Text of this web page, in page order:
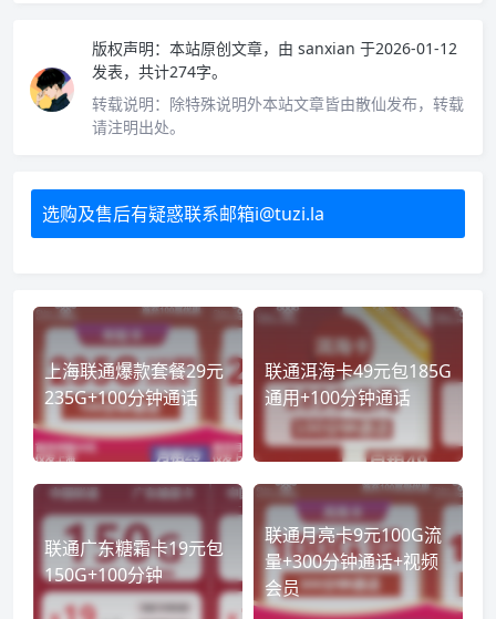
版权声明： 本站原创文章，由 sanxian 于2026-01-12
发表，共计274字。
转载说明： 除特殊说明外本站文章皆由散仙发布，转载
请注明出处。
选购及售后有疑惑联系邮箱i@tuzi.la
上海联通爆款套餐29元
235G+100分钟通话
联通洱海卡49元包185G
通用+100分钟通话
联通广东糖霜卡19元包
150G+100分钟
联通月亮卡9元100G流
量+300分钟通话+视频
会员